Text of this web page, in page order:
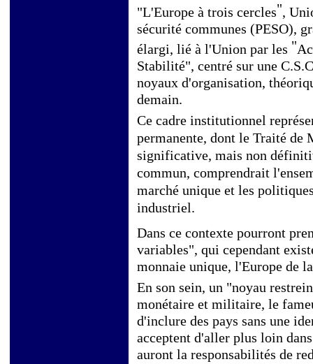
"L'Europe à trois cercles",
sécurité communes (PESO),
élargi, lié à l'Union par les "
Stabilité", centré sur une
noyaux d'organisation,
demain.
Ce cadre institutionnel
permanente, dont le Traité de
significative, mais non
commun, comprendrait
marché unique et les
industriel.
Dans ce contexte pourront
variables", qui cependant
monnaie unique, l'Europe de
En son sein, un "noyau
monétaire et militaire, le
d'inclure des pays sans une
acceptent d'aller plus loin
auront la responsabilités de